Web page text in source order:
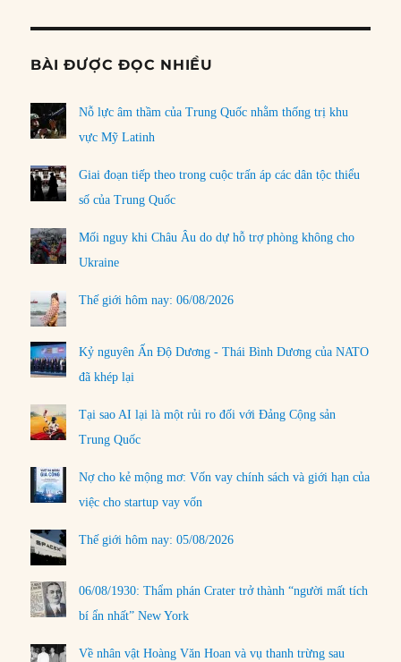
BÀI ĐƯỢC ĐỌC NHIỀU
Nỗ lực âm thầm của Trung Quốc nhằm thống trị khu
vực Mỹ Latinh
Giai đoạn tiếp theo trong cuộc trấn áp các dân tộc thiểu
số của Trung Quốc
Mối nguy khi Châu Âu do dự hỗ trợ phòng không cho
Ukraine
Thế giới hôm nay: 06/08/2026
Kỷ nguyên Ấn Độ Dương - Thái Bình Dương của NATO
đã khép lại
Tại sao AI lại là một rủi ro đối với Đảng Cộng sản
Trung Quốc
Nợ cho kẻ mộng mơ: Vốn vay chính sách và giới hạn của
việc cho startup vay vốn
Thế giới hôm nay: 05/08/2026
06/08/1930: Thẩm phán Crater trở thành “người mất tích
bí ẩn nhất” New York
Về nhân vật Hoàng Văn Hoan và vụ thanh trừng sau